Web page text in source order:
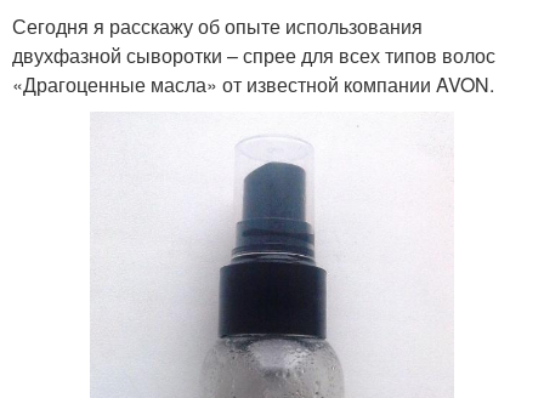
Сегодня я расскажу об опыте использования
двухфазной сыворотки – спрее для всех типов волос
«Драгоценные масла» от известной компании AVON.